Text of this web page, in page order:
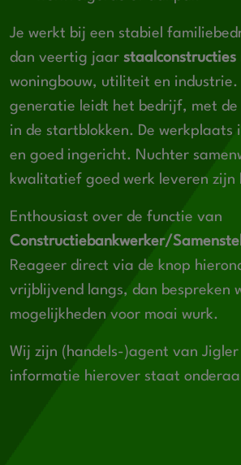
Je werkt bij een stabiel
dan veertig jaar staalconstructies
woningbouw, utiliteit en industrie.
generatie leidt het bedrijf, met de
in de startblokken. De werkplaats
en goed ingericht. Nuchter
kwalitatief goed werk leveren zijn
Enthousiast over de functie van
Constructiebankwerker/
Reageer direct via de knop
vrijblijvend langs, dan bespreken
mogelijkheden voor moai wurk.
Wij zijn (handels-)agent van
informatie hierover staat